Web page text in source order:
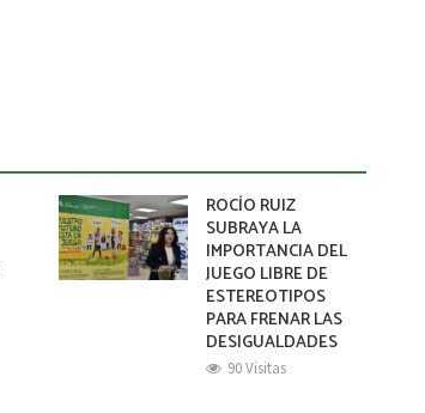
ROCÍO RUIZ
SUBRAYA LA
IMPORTANCIA DEL
JUEGO LIBRE DE
ESTEREOTIPOS
PARA FRENAR LAS
DESIGUALDADES
90 Visitas